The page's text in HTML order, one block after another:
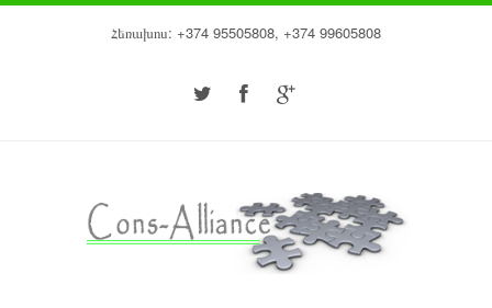
Հեռախոս: +374 95505808, +374 99605808